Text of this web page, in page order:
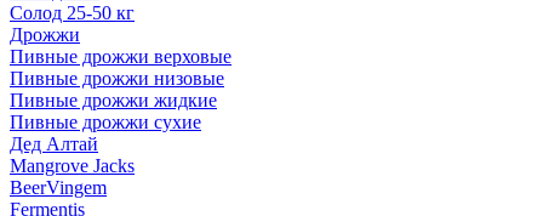
Солод 25-50 кг
Дрожжи
Пивные дрожжи верховые
Пивные дрожжи низовые
Пивные дрожжи жидкие
Пивные дрожжи сухие
Дед Алтай
Mangrove Jacks
BeerVingem
Fermentis